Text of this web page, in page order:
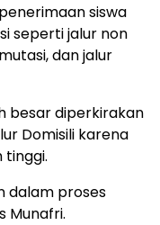
siswa
seperti jalur non
dan jalur
besar diperkirakan
Domisili karena
tinggi.
dalam proses
Munafri.